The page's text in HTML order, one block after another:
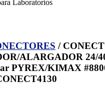
/
ALARGADOR 24/
PYREX/KIMAX